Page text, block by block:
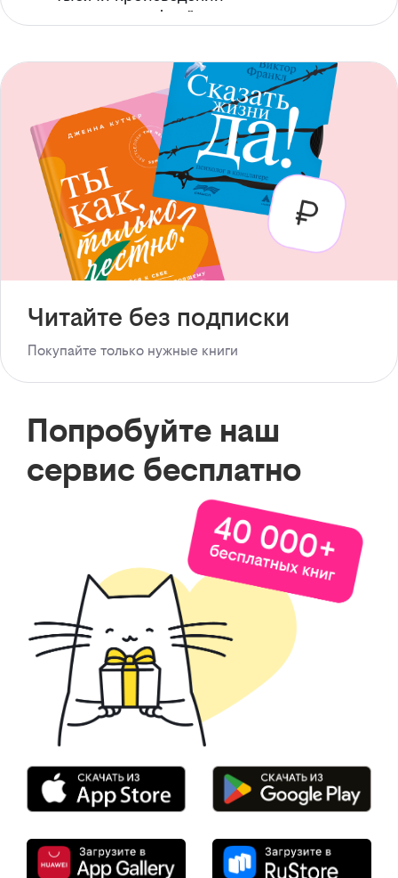
с доступом офлайн
Читайте без подписки
Покупайте только нужные книги
Попробуйте наш
сервис бесплатно